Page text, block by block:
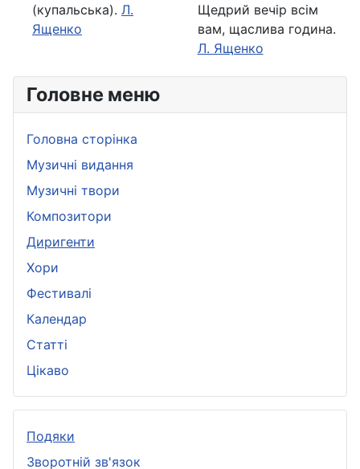
Головне меню
Головна сторінка
Музичні видання
Музичні твори
Композитори
Диригенти
Хори
Фестивалі
Календар
Статті
Цікаво
Подяки
Зворотній зв'язок
(купальська). Л.
Ященко
Щедрий вечір всім
вам, щаслива година.
Л. Ященко